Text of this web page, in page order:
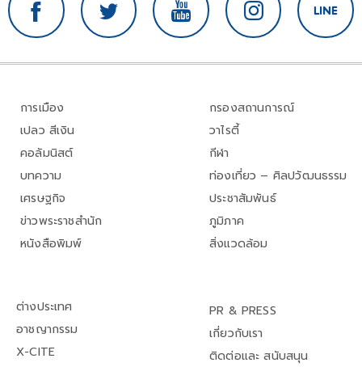
การเมือง
เปลว สีเงิน
คอลัมนิสต์
บทความ
เศรษฐกิจ
ข่าวพระราชสำนัก
หนังสือพิมพ์
กรองสถานการณ์
วาไรตี้
กีฬา
ท่องเที่ยว – ศิลปวัฒนธรรม
ประชาสัมพันธ์
ภูมิภาค
สิ่งแวดล้อม
ต่างประเทศ
อาชญากรรม
X-CITE
PR & PRESS
เกี่ยวกับเรา
ติดต่อและ สนับสนุน